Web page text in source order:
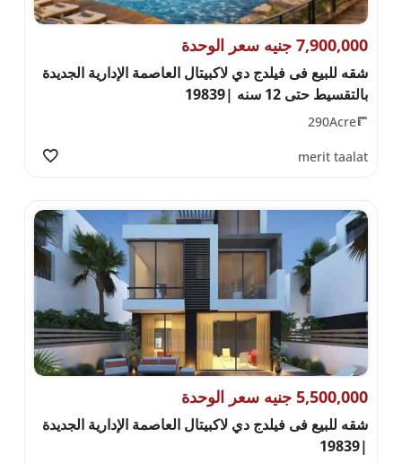
7,900,000 جنيه سعر الوحدة
شقه للبيع فى فيلدج دي لاكبيتال العاصمة الإدارية الجديدة
بالتقسيط حتى 12 سنه |19839
290Acre
merit taalat
5,500,000 جنيه سعر الوحدة
شقه للبيع فى فيلدج دي لاكبيتال العاصمة الإدارية الجديدة
|19839